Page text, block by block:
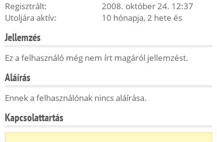
Regisztrált:
2008. október 24. 12:37
Utoljára aktív:
10 hónapja, 2 hete és
Jellemzés
Ez a felhasználó még nem írt magáról jellemzést.
Aláírás
Ennek a felhasználónak nincs aláírása.
Kapcsolattartás